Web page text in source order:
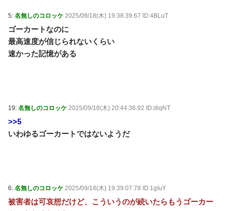
(8/6 13:32)
【画像】大相撲の伯乃富士と熱海富士、反社との写真
流出ｗｗｗ / おまとめアンテナ
【心霊・幽霊】ワン切りの犯人 / おまとめアンテナ
NEW!
プ」、発行部数が初の100万部割れ ピーク時の４分の
１にまで減少 / おまとめアンテナ
Powered by livedoor 相互RSS
5: 名無しのコロッケ 2025/09/18(木) 19:38:39.67 ID:4BLuT
ゴーカートなのに
最高速度が信じられないくらい
速かった記憶がある
19: 名無しのコロッケ 2025/09/18(木) 20:44:36.92 ID:i8qNT
>>5
いわゆるゴーカートではないようだ
6: 名無しのコロッケ 2025/09/18(木) 19:39:07.78 ID:1gIuY
被害者は可哀想だけど、こういうのが続いたらもうゴーカー